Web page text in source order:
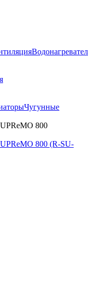
Чугунные
800